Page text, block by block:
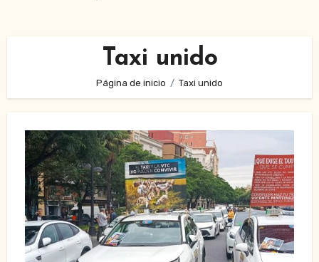
Taxi unido
Página de inicio Taxi unido